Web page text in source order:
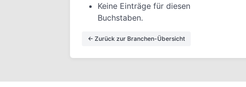
Keine Einträge für diesen
Buchstaben.
← Zurück zur Branchen-Übersicht